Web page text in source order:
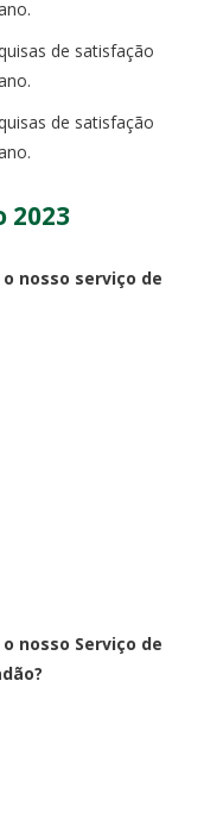
de satisfação
de satisfação
2023
nosso serviço de
nosso Serviço de